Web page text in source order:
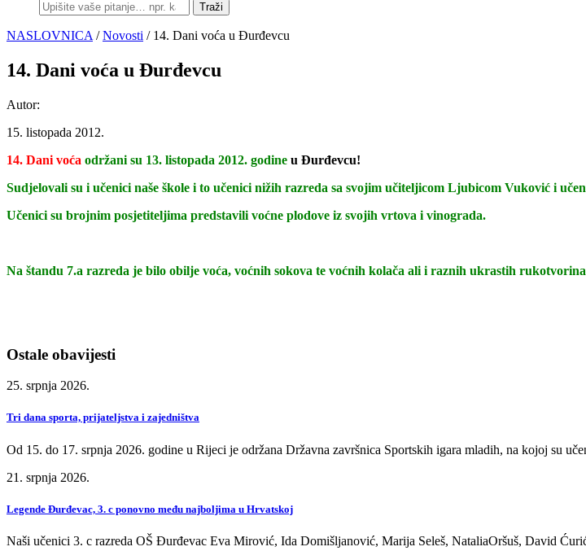
Traži
NASLOVNICA /Novosti / 14. Dani voća u Đurđevcu
14. Dani voća u Đurđevcu
Autor:
15. listopada 2012.
14. Dani voća održani su 13. listopada 2012. godine u Đurđevcu!
Sudjelovali su i učenici naše škole i to učenici nižih razreda sa svojim učiteljicom Ljubicom Vuković i
Učenici su brojnim posjetiteljima predstavili voćne plodove iz svojih vrtova i vinograda.
Na štandu 7.a razreda je bilo obilje voća, voćnih sokova te voćnih kolača ali i raznih ukrastih
Ostale obavijesti
25. srpnja 2026.
Tri dana sporta, prijateljstva i zajedništva
Od 15. do 17. srpnja 2026. godine u Rijeci je održana Državna završnica Sportskih igara mladih, na kojoj su
21. srpnja 2026.
Legende Đurđevac, 3. c ponovno među najboljima u Hrvatskoj
Naši učenici 3. c razreda OŠ Đurđevac Eva Mirović, Ida Domišljanović, Marija Seleš, NataliaOršuš, David